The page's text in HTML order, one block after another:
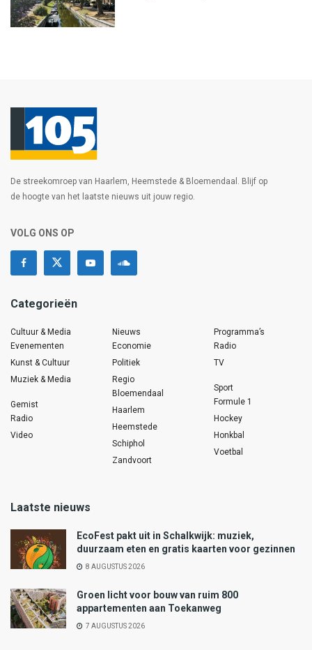
De streekomroep van Haarlem, Heemstede & Bloemendaal. Blijf op
de hoogte van het laatste nieuws uit jouw regio.
VOLG ONS OP
Categorieën
Cultuur & Media
Evenementen
Kunst & Cultuur
Muziek & Media
Gemist
Radio
Video
Nieuws
Economie
Politiek
Regio
Bloemendaal
Haarlem
Heemstede
Schiphol
Zandvoort
Programma’s
Radio
TV
Sport
Formule 1
Hockey
Honkbal
Voetbal
Laatste nieuws
EcoFest pakt uit in Schalkwijk: muziek,
duurzaam eten en gratis kaarten voor gezinnen
8 AUGUSTUS 2026
Groen licht voor bouw van ruim 800
appartementen aan Toekanweg
7 AUGUSTUS 2026